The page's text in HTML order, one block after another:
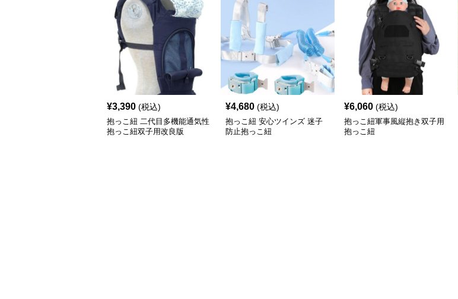
¥3,390 (税込)
抱っこ紐 二代目多機能通気性
抱っこ紐双子用改良版
¥4,680 (税込)
抱っこ紐 安心ツインズ 迷子
防止抱っこ紐
¥6,060 (税込)
抱っこ紐軍事風縦抱き双子用
抱っこ紐